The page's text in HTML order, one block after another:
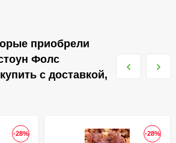
приобрели
Фолс
с доставкой,
-28% -28%